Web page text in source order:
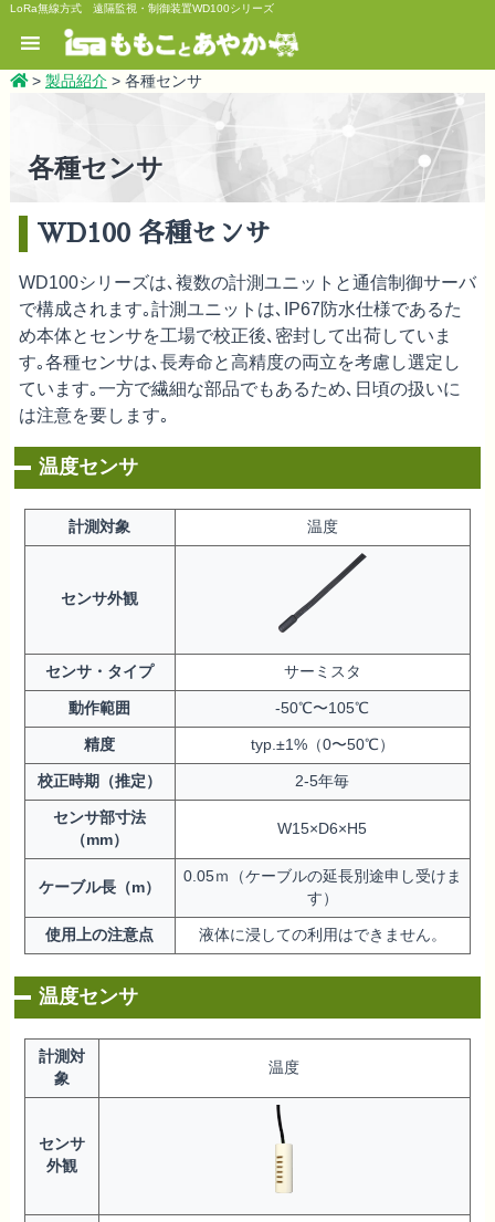
LoRa無線方式 遠隔監視・制御装置WD100シリーズ
> 製品紹介> 各種センサ
各種センサ
WD100 各種センサ
WD100シリーズは､複数の計測ユニットと通信制御サーバ
で構成されます｡計測ユニットは､IP67防水仕様であるた
め本体とセンサを工場で校正後､密封して出荷していま
す｡各種センサは､長寿命と高精度の両立を考慮し選定し
ています｡一方で繊細な部品でもあるため､日頃の扱いに
は注意を要します｡
温度センサ
計測対象 温度
センサ外観
センサ・タイプ サーミスタ
動作範囲 -50℃〜105℃
精度 typ.±1%（0〜50℃）
校正時期（推定） 2-5年毎
センサ部寸法
（mm）
W15×D6×H5
ケーブル長（m）
0.05ｍ（ケーブルの延長別途申し受けま
す）
使用上の注意点 液体に浸しての利用はできません。
温度センサ
計測対
象
温度
センサ
外観